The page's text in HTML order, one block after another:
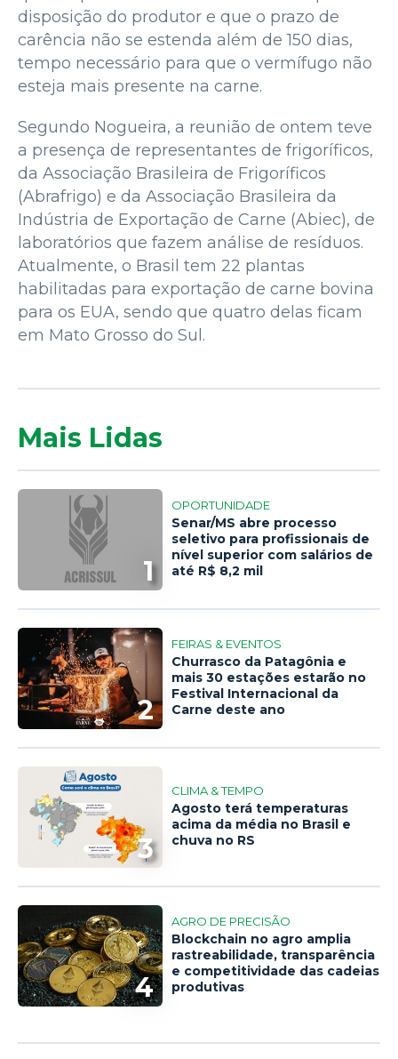
disposição do produtor e que o prazo de
carência não se estenda além de 150 dias,
tempo necessário para que o vermífugo não
esteja mais presente na carne.
Segundo Nogueira, a reunião de ontem teve
a presença de representantes de frigoríficos,
da Associação Brasileira de Frigoríficos
(Abrafrigo) e da Associação Brasileira da
Indústria de Exportação de Carne (Abiec), de
laboratórios que fazem análise de resíduos.
Atualmente, o Brasil tem 22 plantas
habilitadas para exportação de carne bovina
para os EUA, sendo que quatro delas ficam
em Mato Grosso do Sul.
Mais Lidas
1
OPORTUNIDADE
Senar/MS abre processo
seletivo para profissionais de
nível superior com salários de
até R$ 8,2 mil
2
FEIRAS & EVENTOS
Churrasco da Patagônia e
mais 30 estações estarão no
Festival Internacional da
Carne deste ano
3
CLIMA & TEMPO
Agosto terá temperaturas
acima da média no Brasil e
chuva no RS
4
AGRO DE PRECISÃO
Blockchain no agro amplia
rastreabilidade, transparência
e competitividade das cadeias
produtivas